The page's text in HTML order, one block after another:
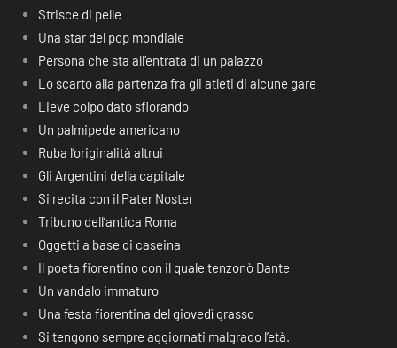
Strisce di pelle
Una star del pop mondiale
Persona che sta all’entrata di un palazzo
Lo scarto alla partenza fra gli atleti di alcune gare
Lieve colpo dato sfiorando
Un palmipede americano
Ruba l’originalità altrui
Gli Argentini della capitale
Si recita con il Pater Noster
Tribuno dell’antica Roma
Oggetti a base di caseina
Il poeta fiorentino con il quale tenzonò Dante
Un vandalo immaturo
Una festa fiorentina del giovedì grasso
Si tengono sempre aggiornati malgrado l’età.